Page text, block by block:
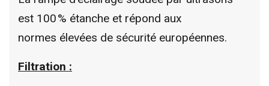
est 100 % étanche et répond aux
normes élevées de sécurité européennes.
Filtration :